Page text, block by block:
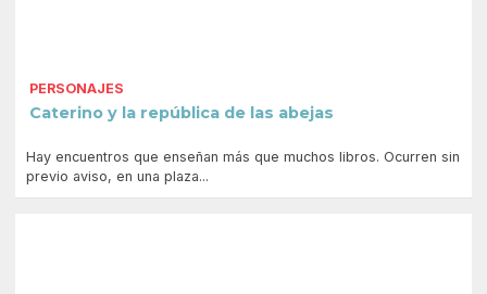
PERSONAJES
Caterino y la república de las abejas
Hay encuentros que enseñan más que muchos libros. Ocurren sin
previo aviso, en una plaza...